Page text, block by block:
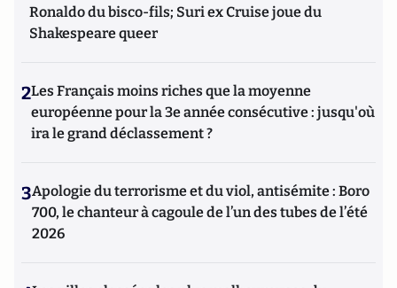
Ronaldo du bisco-fils; Suri ex Cruise joue du
Shakespeare queer
2Les Français moins riches que la moyenne
européenne pour la 3e année consécutive : jusqu'où
ira le grand déclassement ?
3Apologie du terrorisme et du viol, antisémite : Boro
700, le chanteur à cagoule de l’un des tubes de l’été
2026